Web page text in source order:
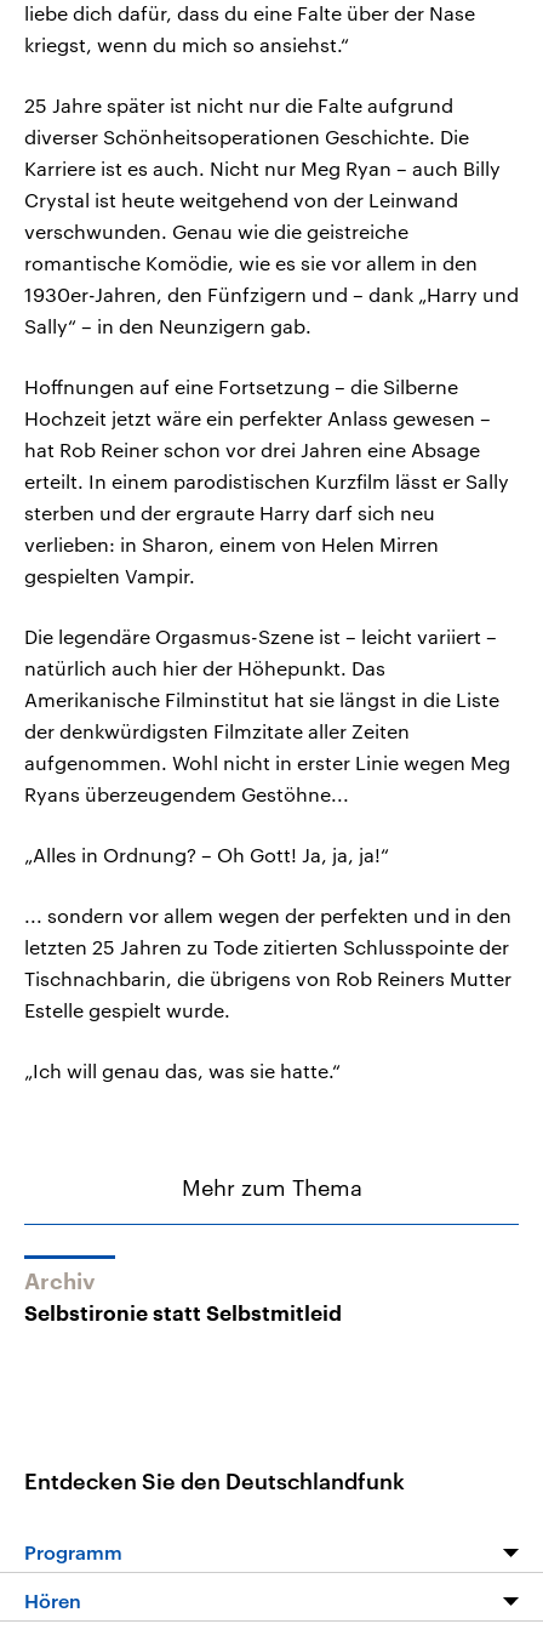
liebe dich dafür, dass du eine Falte über der Nase
kriegst, wenn du mich so ansiehst.“
25 Jahre später ist nicht nur die Falte aufgrund
diverser Schönheitsoperationen Geschichte. Die
Karriere ist es auch. Nicht nur Meg Ryan – auch Billy
Crystal ist heute weitgehend von der Leinwand
verschwunden. Genau wie die geistreiche
romantische Komödie, wie es sie vor allem in den
1930er-Jahren, den Fünfzigern und – dank „Harry und
Sally“ – in den Neunzigern gab.
Hoffnungen auf eine Fortsetzung – die Silberne
Hochzeit jetzt wäre ein perfekter Anlass gewesen –
hat Rob Reiner schon vor drei Jahren eine Absage
erteilt. In einem parodistischen Kurzfilm lässt er Sally
sterben und der ergraute Harry darf sich neu
verlieben: in Sharon, einem von Helen Mirren
gespielten Vampir.
Die legendäre Orgasmus-Szene ist – leicht variiert –
natürlich auch hier der Höhepunkt. Das
Amerikanische Filminstitut hat sie längst in die Liste
der denkwürdigsten Filmzitate aller Zeiten
aufgenommen. Wohl nicht in erster Linie wegen Meg
Ryans überzeugendem Gestöhne...
„Alles in Ordnung? – Oh Gott! Ja, ja, ja!“
... sondern vor allem wegen der perfekten und in den
letzten 25 Jahren zu Tode zitierten Schlusspointe der
Tischnachbarin, die übrigens von Rob Reiners Mutter
Estelle gespielt wurde.
„Ich will genau das, was sie hatte.“
Mehr zum Thema
Archiv
Selbstironie statt Selbstmitleid
Entdecken Sie den Deutschlandfunk
Programm
Hören